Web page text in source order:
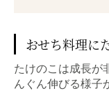
おせち料理に
たけのこは成長が
んぐん伸びる様子